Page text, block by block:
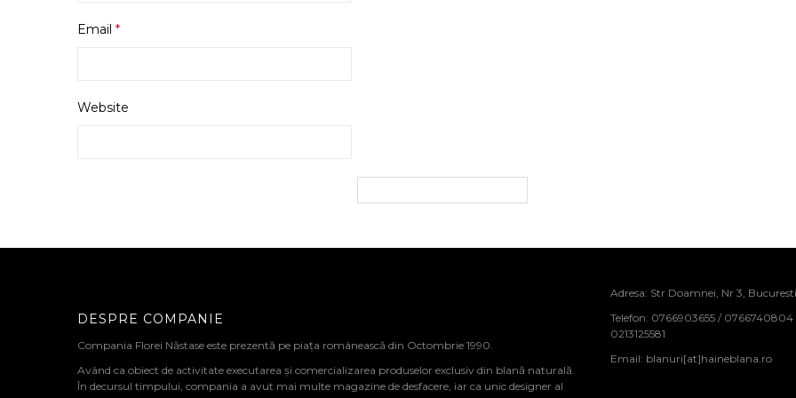
Email *
Website
DESPRE COMPANIE
Compania Florei Năstase este prezentă pe piața românească din Octombrie 1990.
Având ca obiect de activitate executarea și comercializarea produselor exclusiv din blană naturală.
În decursul timpului, compania a avut mai multe magazine de desfacere, iar ca unic designer al
Adresa: Str Doamnei, Nr 3, Bucuresti
Telefon: 0766903655 / 0766740804
0213125581
Email: blanuri[at]haineblana.ro